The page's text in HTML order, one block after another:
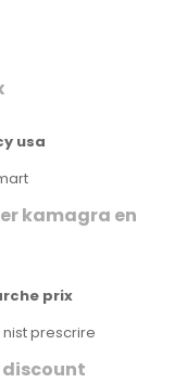
usa
kamagra en
prix
prescrire
discount